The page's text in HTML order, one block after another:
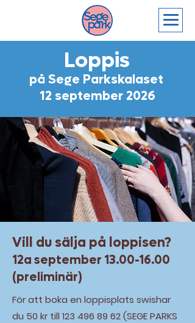
Loppis
på Sege Parkskalaset
12 september 2026
Vill du sälja på loppisen?
12a september13.00-16.00
(preliminär)
För att boka en loppisplats swishar
du 50 kr till 123 496 89 62(SEGE PARKS